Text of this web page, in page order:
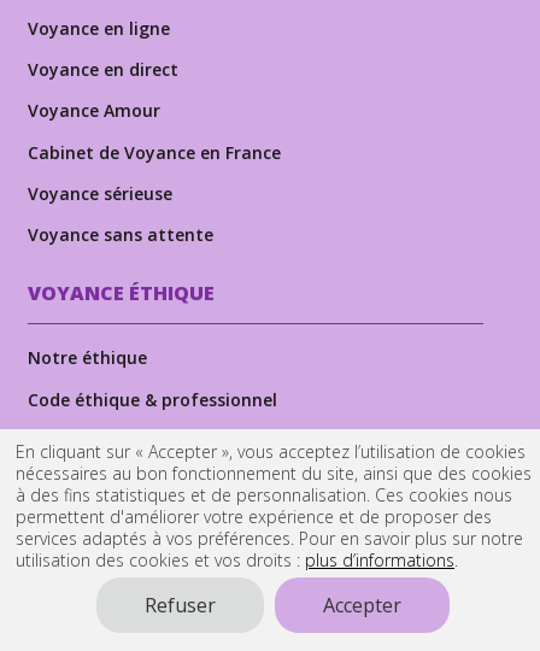
Voyance en ligne
Voyance en direct
Voyance Amour
Cabinet de Voyance en France
Voyance sérieuse
Voyance sans attente
VOYANCE ÉTHIQUE
Notre éthique
Code éthique & professionnel
Lexique de la voyance
Dans les médias
Cabinet-kld-voyance.fr est noté 4.5 / 5 sur 988
clients
DES VOYANTS PROFESSIONNELS
En cliquant sur « Accepter », vous acceptez l’utilisation de cookies
nécessaires au bon fonctionnement du site, ainsi que des cookies
à des fins statistiques et de personnalisation. Ces cookies nous
permettent d'améliorer votre expérience et de proposer des
services adaptés à vos préférences. Pour en savoir plus sur notre
utilisation des cookies et vos droits : plus d’informations.
Refuser Accepter